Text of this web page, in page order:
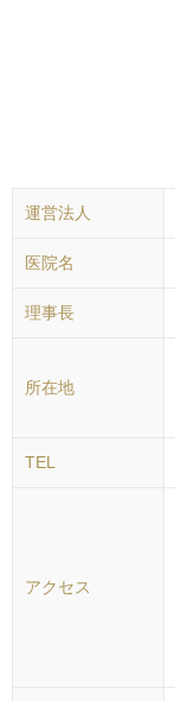
運営法人
医院名
理事長
所在地
TEL
アクセス